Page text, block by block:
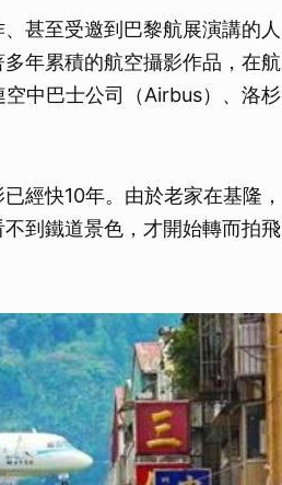
甚至受邀到巴黎航展演講的人
年累積的航空攝影作品，在航
中巴士公司（Airbus）、洛杉
經快10年。由於老家在基隆，
到鐵道景色，才開始轉而拍飛